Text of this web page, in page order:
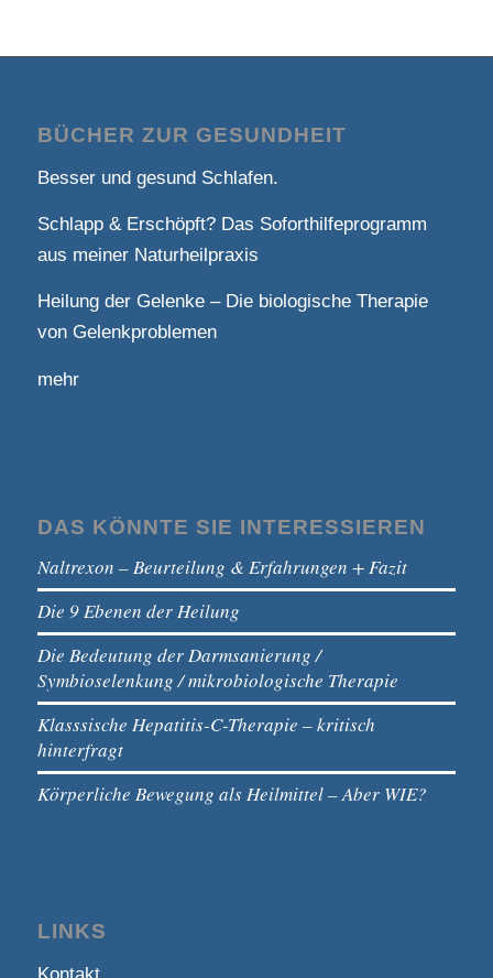
BÜCHER ZUR GESUNDHEIT
Besser und gesund Schlafen.
Schlapp & Erschöpft? Das Soforthilfeprogramm
aus meiner Naturheilpraxis
Heilung der Gelenke – Die biologische Therapie
von Gelenkproblemen
mehr
DAS KÖNNTE SIE INTERESSIEREN
Naltrexon – Beurteilung & Erfahrungen + Fazit
Die 9 Ebenen der Heilung
Die Bedeutung der Darmsanierung /
Symbioselenkung / mikrobiologische Therapie
Klasssische Hepatitis-C-Therapie – kritisch
hinterfragt
Körperliche Bewegung als Heilmittel – Aber WIE?
LINKS
Kontakt